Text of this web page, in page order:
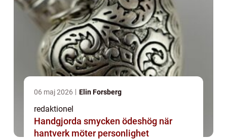
06 maj 2026 Elin Forsberg
redaktionel
Handgjorda smycken ödeshög när
hantverk möter personlighet